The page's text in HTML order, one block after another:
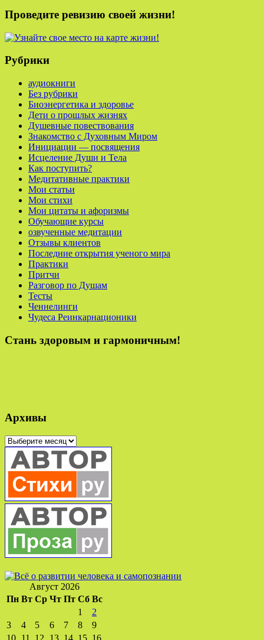
Проведите ревизию своей жизни!
Рубрики
аудиокниги
Без рубрики
Биоэнергетика и здоровье
Дети о прошлых жизнях
Душевные повествования
Знакомство с Духовным Миром
Инициации — посвящения
Исцеление Души и Тела
Как поступить?
Медитативные практики
Мои статьи
Мои стихи
Мои цитаты и афоризмы
Обучающие курсы
озвученные медитации
Отзывы клиентов
Последние открытия ученого мира
Практики
Притчи
Разговор по Душам
Тесты
Ченнелинги
Чудеса Реинкарнационики
Стань здоровым и гармоничным!
Архивы
Архивы
Август 2026
Пн Вт Ср Чт Пт Сб Вс
1
2
3
4 5 6 7 8
9
10 11 12 13 14 15 16